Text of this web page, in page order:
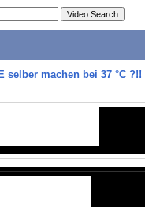
selber machen bei 37 °C